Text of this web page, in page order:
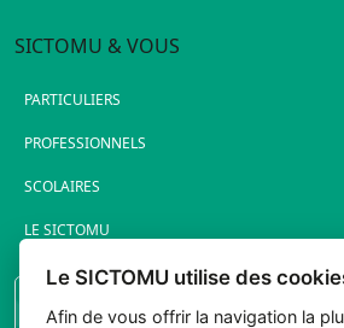
SICTOMU & VOUS
PARTICULIERS
PROFESSIONNELS
SCOLAIRES
LE SICTOMU
PORTAIL ÉLUS
Le SICTOMU utilise des
Afin de vous offrir la navigation la